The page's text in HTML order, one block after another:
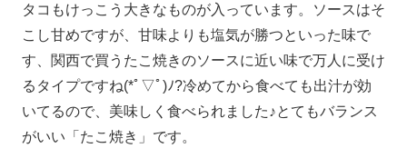
タコもけっこう大きなものが入っています。ソースはそ
こし甘めですが、甘味よりも塩気が勝つといった味で
す、関西で買うたこ焼きのソースに近い味で万人に受け
るタイプですね(*ﾟ▽ﾟ)ﾉ?冷めてから食べても出汁が効
いてるので、美味しく食べられました♪とてもバランス
がいい「たこ焼き」です。